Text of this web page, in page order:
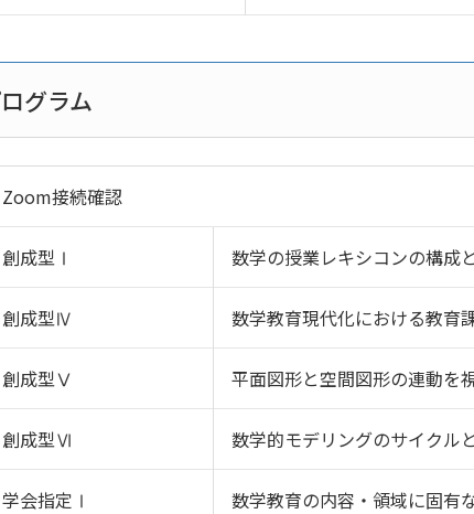
グラム
Zoom接続確認
創成型Ⅰ 数学の授業レキシコンの構成
創成型Ⅳ 数学教育現代化における教育
創成型Ⅴ 平面図形と空間図形の連動を
創成型Ⅵ 数学的モデリングのサイクル
学会指定Ⅰ 数学教育の内容・領域に固有